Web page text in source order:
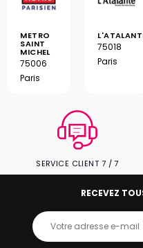
METRO
SAINT
MICHEL
75006
Paris
75018
Paris
SERVICE CLIENT 7 / 7
RECEVEZ